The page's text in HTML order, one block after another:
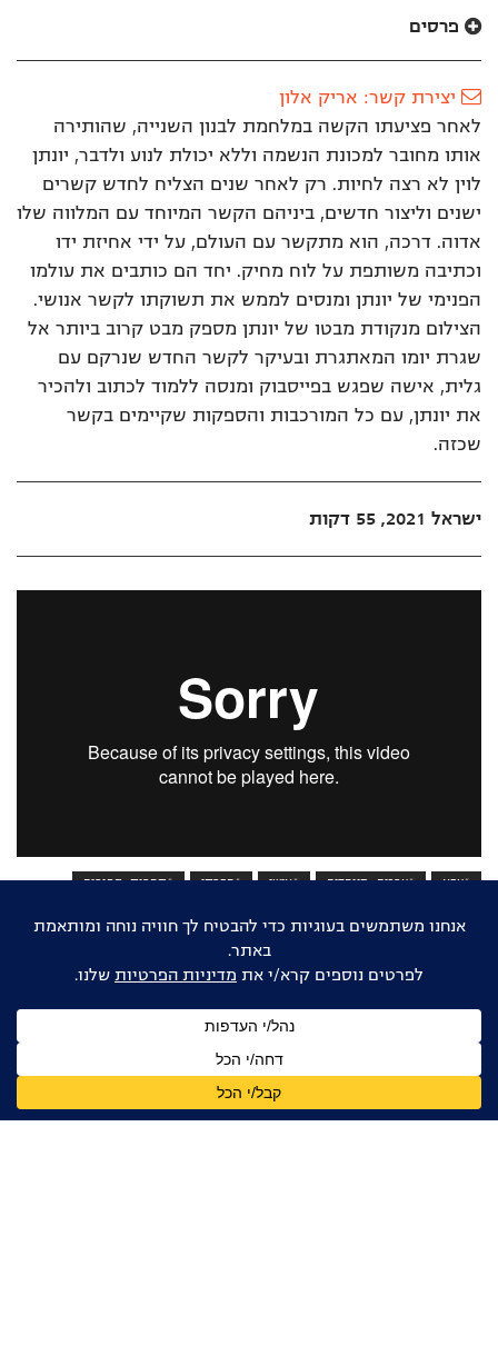
פרסים
יצירת קשר: אריק אלון
לאחר פציעתו הקשה במלחמת לבנון השנייה, שהותירה
אותו מחובר למכונת הנשמה וללא יכולת לנוע ולדבר, יונתן
לוין לא רצה לחיות. רק לאחר שנים הצליח לחדש קשרים
ישנים וליצור חדשים, ביניהם הקשר המיוחד עם המלווה שלו
אדוה. דרכה, הוא מתקשר עם העולם, על ידי אחיזת ידו
וכתיבה משותפת על לוח מחיק. יחד הם כותבים את עולמו
הפנימי של יונתן ומנסים לממש את תשוקתו לקשר אנושי.
הצילום מנקודת מבטו של יונתן מספק מבט קרוב ביותר אל
שגרת יומו המאתגרת ובעיקר לקשר החדש שנרקם עם
גלית, אישה שפגש בפייסבוק ומנסה ללמוד לכתוב ולהכיר
את יונתן, עם כל המורכבות והספקות שקיימים בקשר
שכזה.
ישראל 2021, 55 דקות
#צבא #צרכים_מיוחדים #אישי #חברתי #תחרות_הפורום
אוהבים דוקו ישראלי?
הישארו מעודכנים
שם
מלא
כתובת